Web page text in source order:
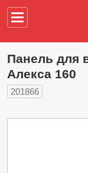
Панель для
Алекса 160
201866